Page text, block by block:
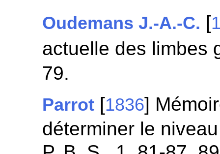
Oudemans J.-A.-C. [
actuelle des limbes
79.
Parrot [1836]
déterminer le